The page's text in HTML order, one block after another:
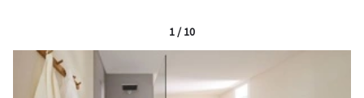
1 / 10